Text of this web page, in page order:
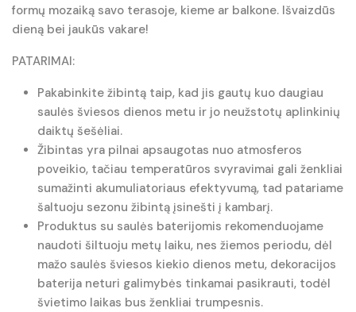
formų mozaiką savo terasoje, kieme ar balkone. Išvaizdūs
dieną bei jaukūs vakare!
PATARIMAI:
Pakabinkite žibintą taip, kad jis gautų kuo daugiau
saulės šviesos dienos metu ir jo neužstotų aplinkinių
daiktų šešėliai.
Žibintas yra pilnai apsaugotas nuo atmosferos
poveikio, tačiau temperatūros svyravimai gali ženkliai
sumažinti akumuliatoriaus efektyvumą, tad patariame
šaltuoju sezonu žibintą įsinešti į kambarį.
Produktus su saulės baterijomis rekomenduojame
naudoti šiltuoju metų laiku, nes žiemos periodu, dėl
mažo saulės šviesos kiekio dienos metu, dekoracijos
baterija neturi galimybės tinkamai pasikrauti, todėl
švietimo laikas bus ženkliai trumpesnis.